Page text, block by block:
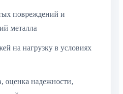
повреждений и
металла
на нагрузку в условиях
оценка надежности,